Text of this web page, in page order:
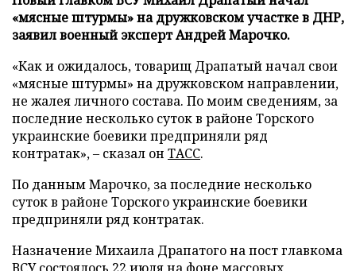
«мясные штурмы» на дружковском участке в ДНР,
заявил военный эксперт Андрей Марочко.
«Как и ожидалось, товарищ Драпатый начал свои
«мясные штурмы» на дружковском направлении,
не жалея личного состава. По моим сведениям, за
последние несколько суток в районе Торского
украинские боевики предприняли ряд
контратак», – сказал он ТАСС.
По данным Марочко, за последние несколько
суток в районе Торского украинские боевики
предприняли ряд контратак.
Назначение Михаила Драпатого на пост главкома